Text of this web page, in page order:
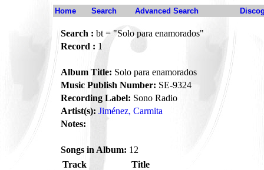
Home Search Advanced Search
Search : bt = "Solo para enamorados"
Record : 1
Album Title: Solo para enamorados
Music Publish Number: SE-9324
Recording Label: Sono Radio
Artist(s): Jiménez, Carmita
Notes:
Songs in Album: 12
Track
Title